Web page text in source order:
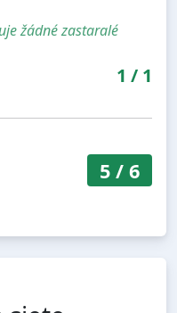
žádné zastaralé
1 / 1
5/ 6